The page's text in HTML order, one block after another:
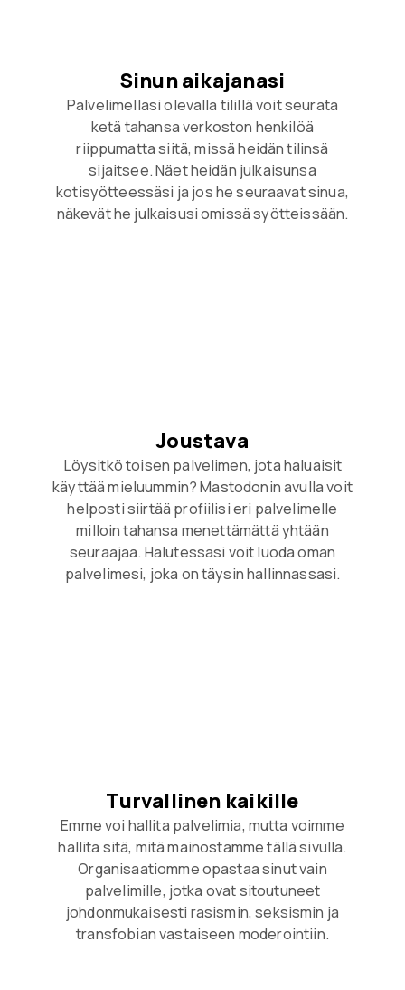
Sinun aikajanasi
Palvelimellasi olevalla tilillä voit seurata
ketä tahansa verkoston henkilöä
riippumatta siitä, missä heidän tilinsä
sijaitsee. Näet heidän julkaisunsa
kotisyötteessäsi ja jos he seuraavat sinua,
näkevät he julkaisusi omissä syötteissään.
Joustava
Löysitkö toisen palvelimen, jota haluaisit
käyttää mieluummin? Mastodonin avulla voit
helposti siirtää profiilisi eri palvelimelle
milloin tahansa menettämättä yhtään
seuraajaa. Halutessasi voit luoda oman
palvelimesi, joka on täysin hallinnassasi.
Turvallinen kaikille
Emme voi hallita palvelimia, mutta voimme
hallita sitä, mitä mainostamme tällä sivulla.
Organisaatiomme opastaa sinut vain
palvelimille, jotka ovat sitoutuneet
johdonmukaisesti rasismin, seksismin ja
transfobian vastaiseen moderointiin.